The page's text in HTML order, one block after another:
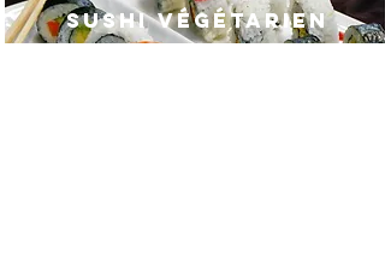
SUSHI VÉGÉTARIEN